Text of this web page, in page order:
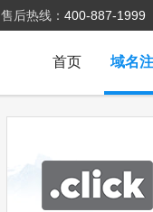
售后热线： 400-887-1999
域名
首页